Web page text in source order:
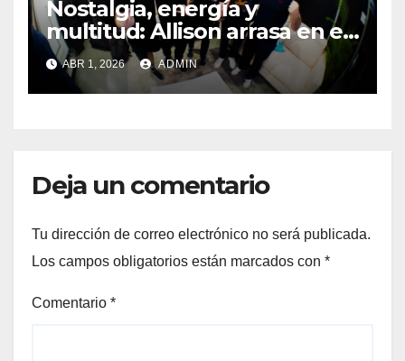
Nostalgia, energía y
multitud: Allison arrasa en el
Tecate Pal Norte 2026
ABR 1, 2026 ADMIN
Deja un comentario
Tu dirección de correo electrónico no será publicada.
Los campos obligatorios están marcados con *
Comentario *